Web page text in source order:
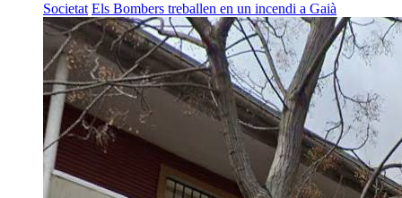
Societat Els Bombers treballen en un incendi a Gaià